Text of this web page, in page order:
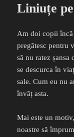
Liniuțe
Am doi copii încă
pregătesc pentru
să nu ratez șansa
se descurca în
sale. Cum eu nu
învăț asta.
Mai este un
noastre să